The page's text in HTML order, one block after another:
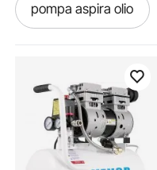
pompa aspira olio
pompa per olio cambio
pompa aria pcp